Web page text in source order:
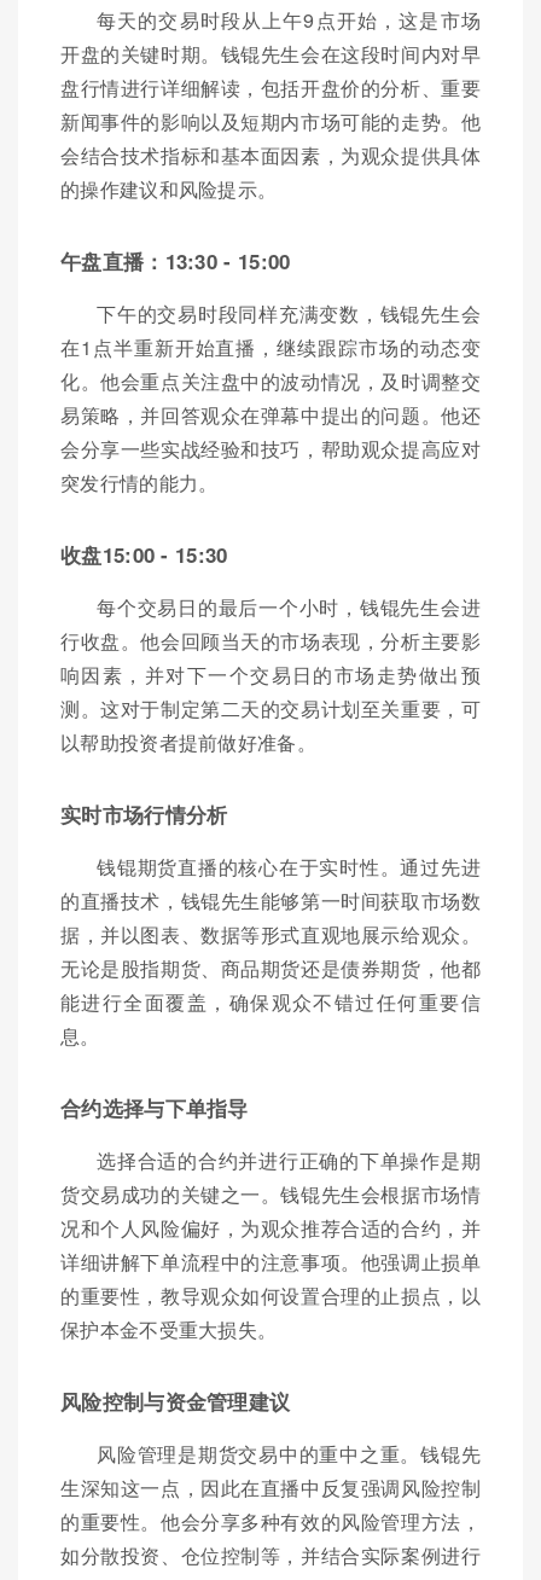
每天的交易时段从上午9点开始，这是市场
开盘的关键时期。钱锟先生会在这段时间内对早
盘行情进行详细解读，包括开盘价的分析、重要
新闻事件的影响以及短期内市场可能的走势。他
会结合技术指标和基本面因素，为观众提供具体
的操作建议和风险提示。
午盘直播：13:30 - 15:00
下午的交易时段同样充满变数，钱锟先生会
在1点半重新开始直播，继续跟踪市场的动态变
化。他会重点关注盘中的波动情况，及时调整交
易策略，并回答观众在弹幕中提出的问题。他还
会分享一些实战经验和技巧，帮助观众提高应对
突发行情的能力。
收盘15:00 - 15:30
每个交易日的最后一个小时，钱锟先生会进
行收盘。他会回顾当天的市场表现，分析主要影
响因素，并对下一个交易日的市场走势做出预
测。这对于制定第二天的交易计划至关重要，可
以帮助投资者提前做好准备。
实时市场行情分析
钱锟期货直播的核心在于实时性。通过先进
的直播技术，钱锟先生能够第一时间获取市场数
据，并以图表、数据等形式直观地展示给观众。
无论是股指期货、商品期货还是债券期货，他都
能进行全面覆盖，确保观众不错过任何重要信
息。
合约选择与下单指导
选择合适的合约并进行正确的下单操作是期
货交易成功的关键之一。钱锟先生会根据市场情
况和个人风险偏好，为观众推荐合适的合约，并
详细讲解下单流程中的注意事项。他强调止损单
的重要性，教导观众如何设置合理的止损点，以
保护本金不受重大损失。
风险控制与资金管理建议
风险管理是期货交易中的重中之重。钱锟先
生深知这一点，因此在直播中反复强调风险控制
的重要性。他会分享多种有效的风险管理方法，
如分散投资、仓位控制等，并结合实际案例进行